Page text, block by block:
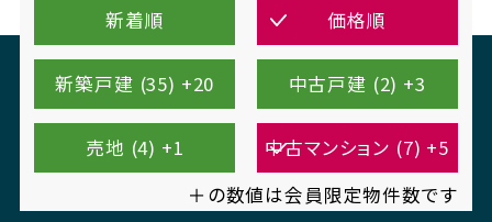
新着順 価格順
新築戸建 (35) +20 中古戸建 (2) +3
売地 (4) +1
中古マンション (7) +5
＋の数値は会員限定物件数です